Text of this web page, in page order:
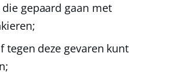
die gepaard gaan met
tegen deze gevaren kunt